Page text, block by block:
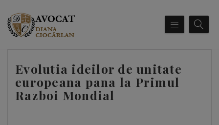
Evolutia ideilor de unitate
europeana pana la Primul
Razboi Mondial